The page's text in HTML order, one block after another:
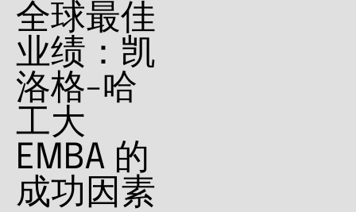
全球最佳
业绩：凯
洛格-哈
工大
EMBA 的
成功因素